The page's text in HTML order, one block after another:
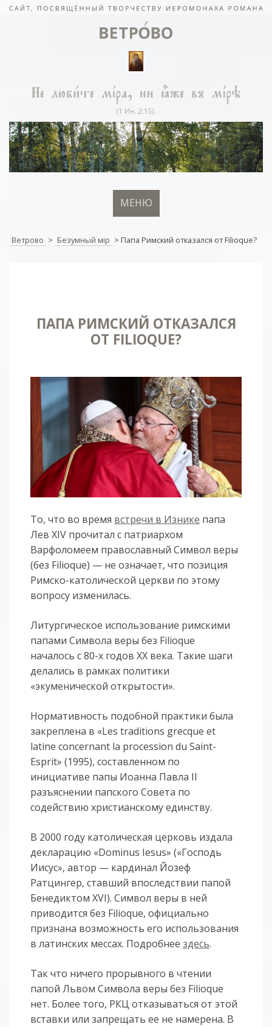
МЕНЮ
Ветрово > Безумный мiр > Папа Римский отказался от Filioque?
ПАПА РИМСКИЙ ОТКАЗАЛСЯ
ОТ FILIOQUE?
То, что во время встречи в Изнике папа
Лев XIV прочитал с патриархом
Варфоломеем православный Символ веры
(без Filioque) — не означает, что позиция
Римско-католической церкви по этому
вопросу изменилась.
Литургическое использование римскими
папами Символа веры без Filioque
началось с 80-х годов XX века. Такие шаги
делались в рамках политики
«экуменической открытости».
Нормативность подобной практики была
закреплена в «Les traditions grecque et
latine concernant la procession du Saint-
Esprit» (1995), составленном по
инициативе папы Иоанна Павла II
разъяснении папского Совета по
содействию христианскому единству.
В 2000 году католическая церковь издала
декларацию «Dominus Iesus» («Господь
Иисус», автор — кардинал Йозеф
Ратцингер, ставший впоследствии папой
Бенедиктом XVI). Символ веры в ней
приводится без Filioque, официально
признана возможность его использования
в латинских мессах. Подробнеездесь.
Так что ничего прорывного в чтении
папой Львом Символа веры без Filioque
нет. Более того, РКЦ отказываться от этой
вставки или запрещать ее не намерена. В